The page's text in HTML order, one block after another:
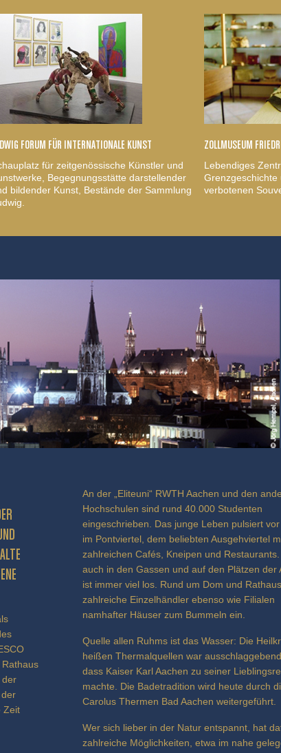
FORUM FÜR INTERNATIONALE KUNST
für zeitgenössische Künstler und
Begegnungsstätte darstellender
bildender Kunst, Bestände der Sammlung
ZOLLMUSEUM
Lebendiges
verbotenen
P
BE
KA
GR
der
Zeit
An der „Eliteuni“ RWTH Aachen und den
Hochschulen sind rund 40.000 Studenten
eingeschrieben. Das junge Leben pulsiert
im Pontviertel, dem beliebten Ausgehviertel
zahlreichen Cafés, Kneipen und
auch in den Gassen und auf den Plätzen der
ist immer viel los. Rund um Dom und
zahlreiche Einzelhändler ebenso wie Filialen
namhafter Häuser zum Bummeln ein.
Quelle allen Ruhms ist das Wasser: Die
heißen Thermalquellen war
dass Kaiser Karl Aachen zu seiner
machte. Die Badetradition wird heute durch
Carolus Thermen Bad Aachen weitergeführt.
Wer sich lieber in der Natur entspannt, hat
zahlreiche Möglichkeiten, etwa im nahe